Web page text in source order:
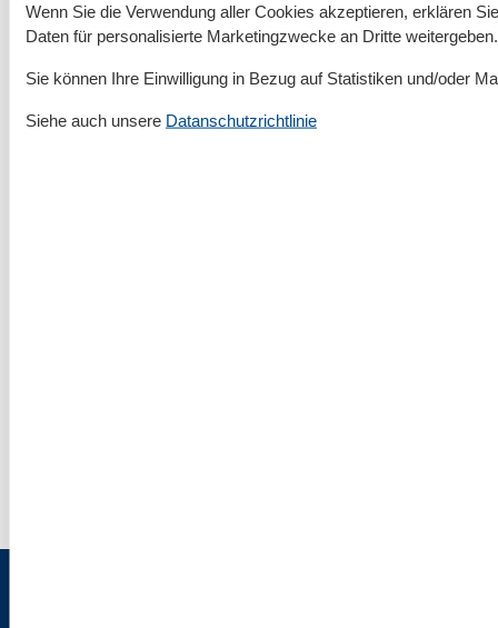
Angebote und Rabatte auf
Urlaubserlebnisse
Freuen Sie sich auf exklusive Rabatte und
außergewöhnliche Erlebnisse!Hier finden Sie die
Wenn Sie die Verwendung aller Cookies akzeptieren, erklären
Daten für personalisierte Marketingzwecke an Dritte weitergeben.
Sie können Ihre Einwilligung in Bezug auf Statistiken und/oder
Siehe auch unsere Datanschutzrichtlinie